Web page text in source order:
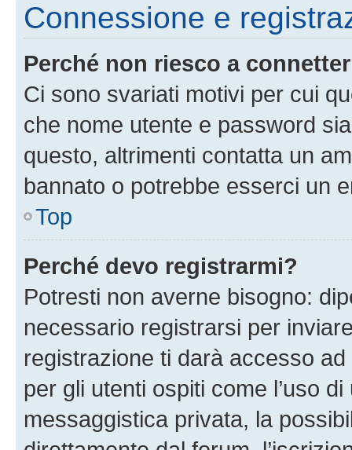
Connessione e
Perché non riesco a
Ci sono svariati motivi per cui
che nome utente e password
questo, altrimenti contatta un
bannato o potrebbe esserci un
Top
Perché devo registrarmi?
Potresti non averne bisogno:
necessario registrarsi per
registrazione ti darà accesso
per gli utenti ospiti come l’uso
messaggistica privata, la